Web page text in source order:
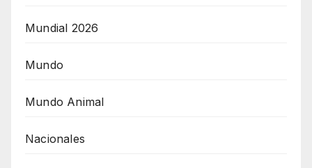
Mundial 2026
Mundo
Mundo Animal
Nacionales